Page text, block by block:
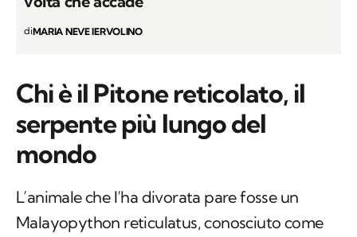
diMARIA NEVE IERVOLINO
Chi è il Pitone reticolato, il
serpente più lungo del
mondo
L’animale che l’ha divorata pare fosse un
Malayopython reticulatus, conosciuto come